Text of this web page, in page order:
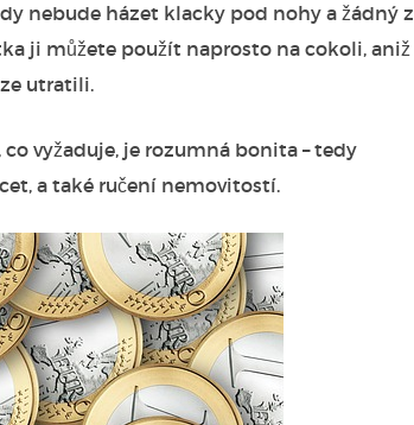
nebude házet klacky pod nohy a žádný z
ji můžete použít naprosto na cokoli, aniž
utratili.
vyžaduje, je rozumná bonita – tedy
a také ručení nemovitostí.